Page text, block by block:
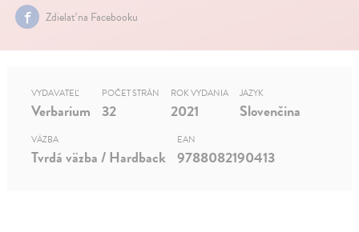
Zdielať na Facebooku
VYDAVATEĽ
Verbarium
POČET STRÁN
32
ROK VYDANIA
2021
JAZYK
Slovenčina
VÄZBA
Tvrdá väzba / Hardback
EAN
9788082190413